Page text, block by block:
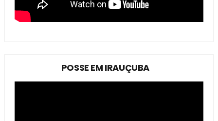
POSSE EM IRAUÇUBA